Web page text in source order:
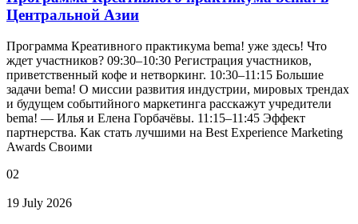
Центральной Азии
Программа Креативного практикума bema! уже здесь! Что
ждет участников? 09:30–10:30 Регистрация участников,
приветственный кофе и нетворкинг. 10:30–11:15 Большие
задачи bema! О миссии развития индустрии, мировых трендах
и будущем событийного маркетинга расскажут учредители
bema! — Илья и Елена Горбачёвы. 11:15–11:45 Эффект
партнерства. Как стать лучшими на Best Experience Marketing
Awards Своими
02
19 July 2026